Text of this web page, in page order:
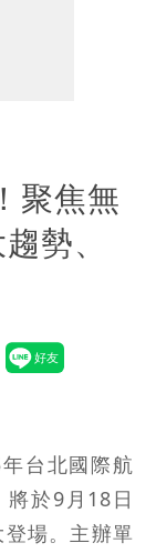
聚焦無
勢、
台北國際航
將於9月18日
場。主辦單